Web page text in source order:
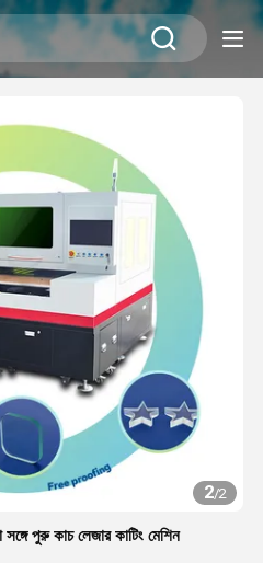
2/2
পুরু কাচ লেজার কাটিং মেশিন